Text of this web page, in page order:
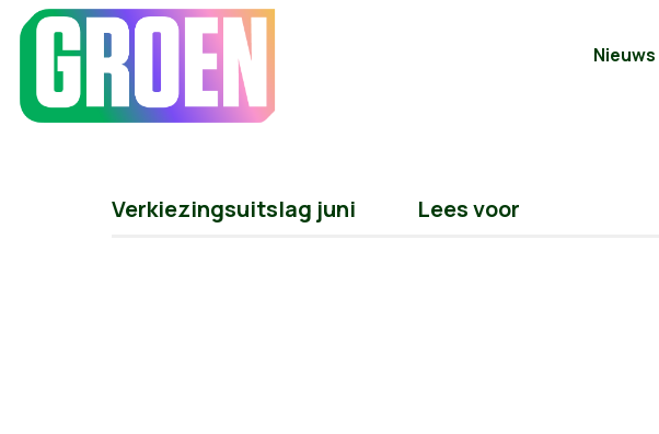
Nieuws
Verkiezingsuitslag juni Lees voor